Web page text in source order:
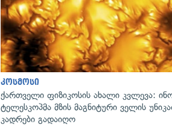
კოსმოსი
ქართველი ფიზიკოსის ახალი კვლევა:
ტელესკოპმა მზის მაგნიტური ველის
კადრები გადაიღო